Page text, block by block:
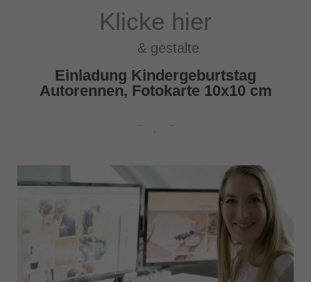
Klicke hier
& gestalte
Einladung Kindergeburtstag
Autorennen, Fotokarte 10x10 cm